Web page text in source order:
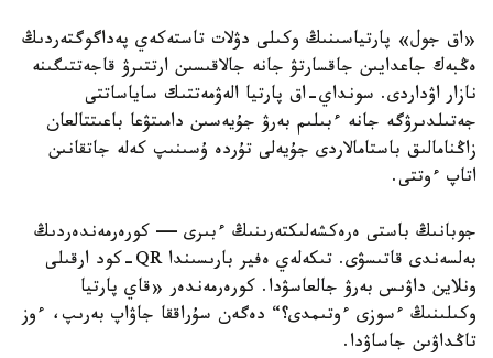
«اق جول» پارتياسىنىڭ وكىلى دۋلات تاستەكەي پەداگوگتەردىڭ
ەڭبەك جاعدايىن جاقسارتۋ جانە جالاقىسىن ارتتىرۋ قاجەتتىگىنە
نازار اۋداردى. سونداي-اق پارتيا الەۋمەتتىك ساياساتتى
جەتىلدىرۋگە جانە ءبىلىم بەرۋ جۇيەسىن دامىتۋعا باعىتتالعان
زاڭنامالىق باستامالاردى جۇيەلى تۇردە ۇسىنىپ كەلە جاتقانىن
اتاپ ءوتتى.
جوبانىڭ باستى ەرەكشەلىكتەرىنىڭ ءبىرى — كورەرمەندەردىڭ
بەلسەندى قاتىسۋى. تىكەلەي ەفير بارىسىندا QR-كود ارقىلى
ونلاين داۋىس بەرۋ جالعاسۋدا. كورەرمەندەر «قاي پارتيا
وكىلىنىڭ ءسوزى ءوتىمدى؟“ دەگەن سۇراققا جاۋاپ بەرىپ، ءوز
تاڭداۋىن جاساۋدا.